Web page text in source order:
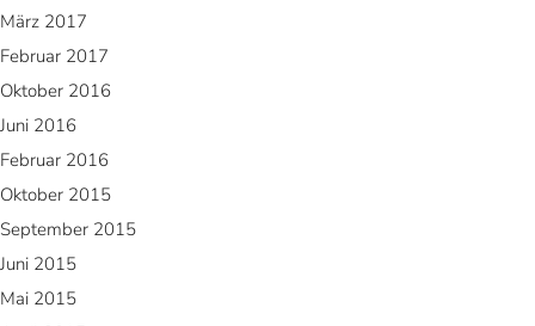
März 2017
Februar 2017
Oktober 2016
Juni 2016
Februar 2016
Oktober 2015
September 2015
Juni 2015
Mai 2015